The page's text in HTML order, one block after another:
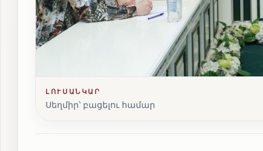
ԼՈՒՍԱՆԿԱՐ
Սեղմիր՝ բացելու համար